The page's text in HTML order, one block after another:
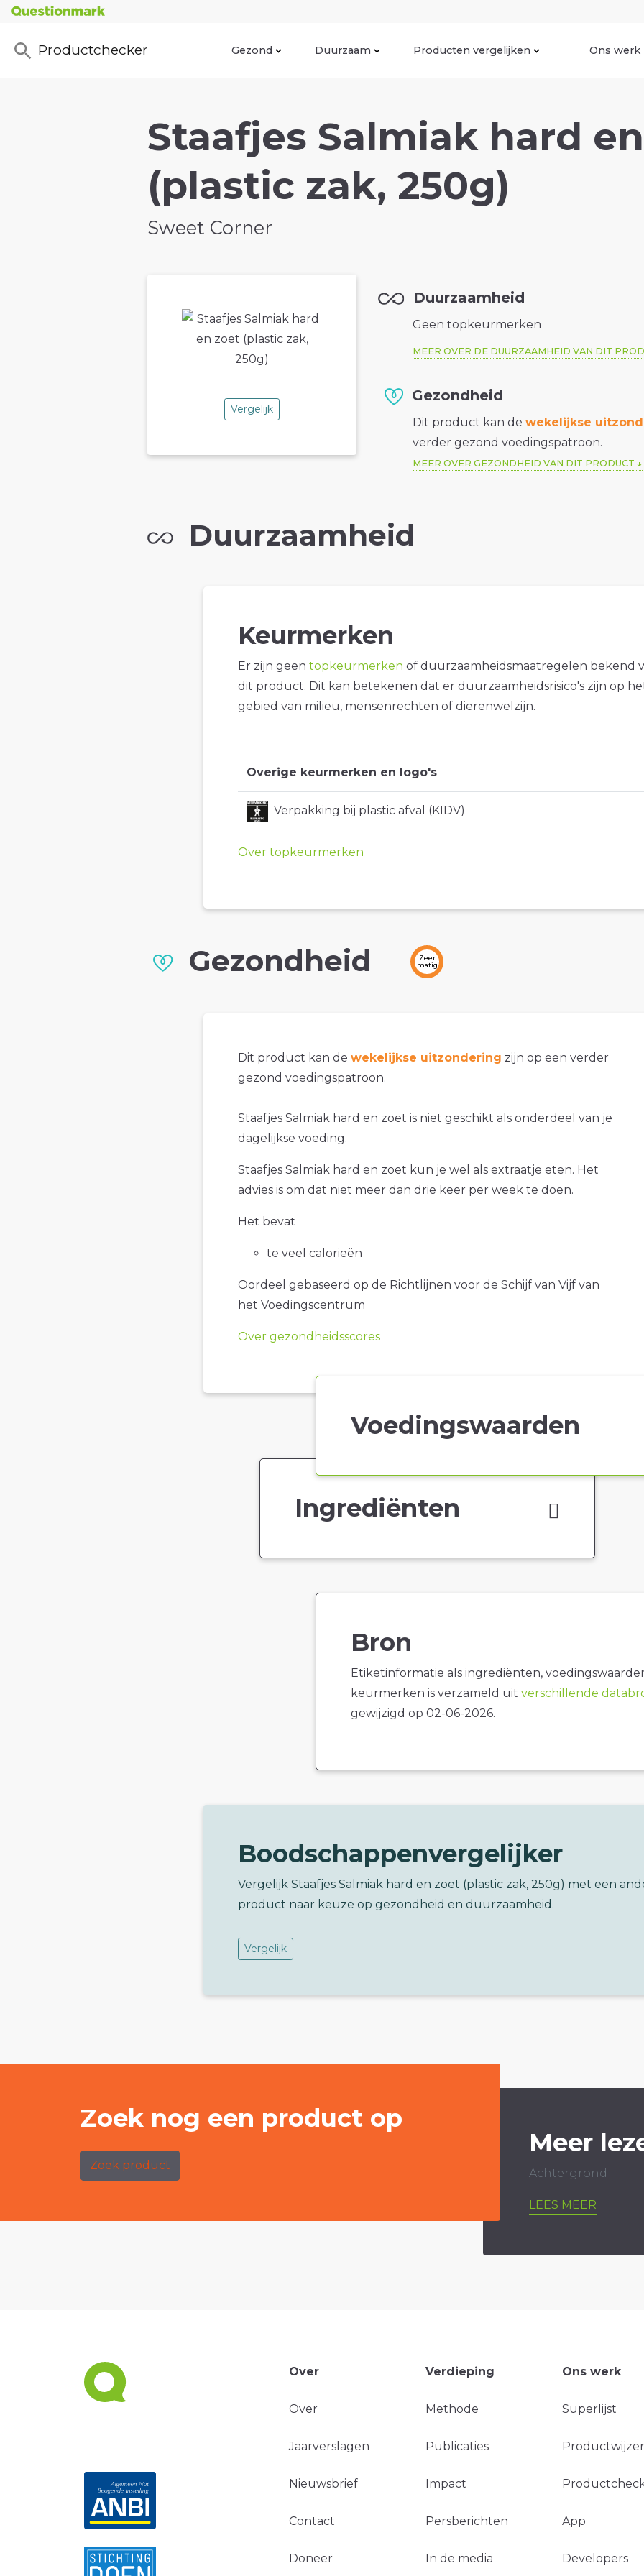
Productchecker Gezond Duurzaam Producten vergelijken Ons werk
Staafjes Salmiak hard
(plastic zak, 250g)
Sweet Corner
Vergelijk
Duurzaamheid
Geen topkeurmerken
MEER OVER DE DUURZAAMHEID VAN DIT
Gezondheid
Dit product kan dewekelijkse
verder gezond voedingspatroon.
MEER OVER GEZONDHEID VAN DIT PRODUCT
Duurzaamheid
Keurmerken
Er zijn geen topkeurmerken of duurzaamheidsmaatregelen bekend
dit product. Dit kan betekenen dat er duurzaamheidsrisico's zijn op
gebied van milieu, mensenrechten of dierenwelzijn.
Overige keurmerken en logo's
Verpakking bij plastic afval (KIDV)
Over topkeurmerken
Gezondheid
Zeer
matig
Dit product kan de wekelijkse uitzondering zijn op een verder
gezond voedingspatroon.
Staafjes Salmiak hard en zoet is niet geschikt als onderdeel van je
dagelijkse voeding.
Staafjes Salmiak hard en zoet kun je wel als extraatje eten. Het
advies is om dat niet meer dan drie keer per week te doen.
Het bevat
te veel calorieën
Oordeel gebaseerd op de Richtlijnen voor de Schijf van Vijf van
het Voedingscentrum
Over gezondheidsscores
Voedingswaarden
Ingrediënten
Bron
Etiketinformatie als ingrediënten,
keurmerken is verzameld uit verschillende
gewijzigd op 02-06-2026.
Boodschappenvergelijker
Vergelijk Staafjes Salmiak hard en zoet (plastic zak, 250g) met een
product naar keuze op gezondheid en duurzaamheid.
Vergelijk
Zoek nog een product op
Zoek product
Meer
Achtergrond
LEES MEER
Over
Over
Jaarverslagen
Nieuwsbrief
Contact
Doneer
Verdieping
Methode
Publicaties
Impact
Persberichten
In de media
Ons werk
Superlijst
App
Developers